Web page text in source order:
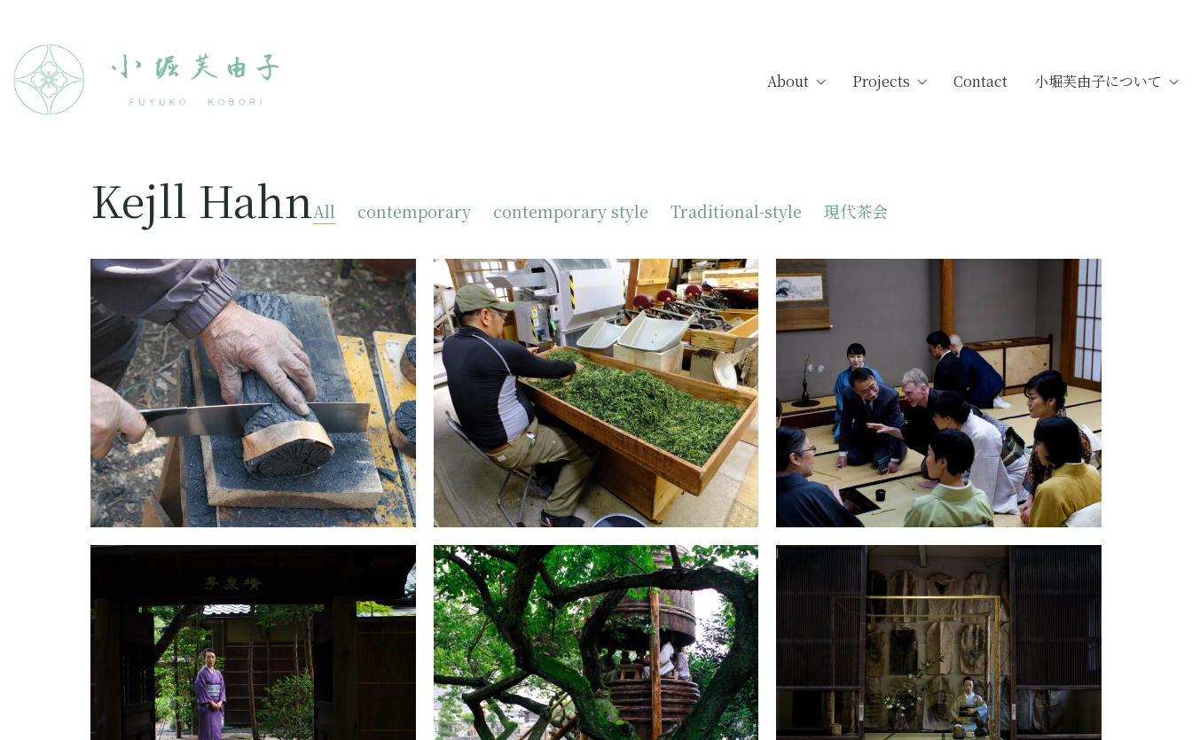
About Projects Contact 小堀芙由子について
Kejll HahnAll contemporary contemporary style Traditional-style 現代茶会